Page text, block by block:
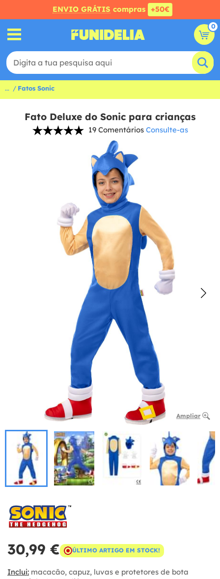
ENVIO GRÁTIS compras +50€
0
... Fatos Sonic
Fato Deluxe do Sonic para crianças
19 Comentários Consulte-as
Ampliar
30,99 € ÚLTIMO ARTIGO EM STOCK!
Inclui: macacão, capuz, luvas e protetores de bota